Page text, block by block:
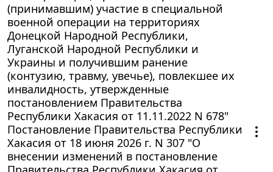
(принимавшим) участие в специальной
военной операции на территориях
Донецкой Народной Республики,
Луганской Народной Республики и
Украины и получившим ранение
(контузию, травму, увечье), повлекшее их
инвалидность, утвержденные
постановлением Правительства
Республики Хакасия от 11.11.2022 N 678"
Постановление Правительства Республики
Хакасия от 18 июня 2026 г. N 307 "О
внесении изменений в постановление